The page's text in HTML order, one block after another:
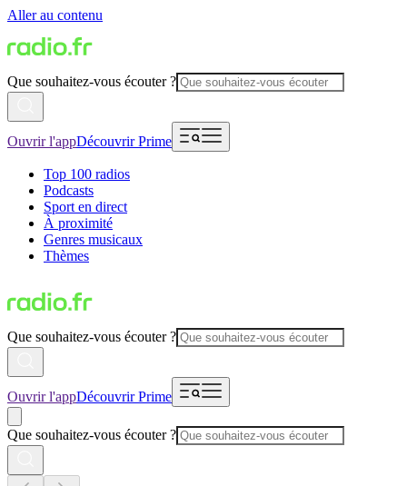
Aller au contenu
Que souhaitez-vous écouter ?
Ouvrir l'appDécouvrir Prime
Top 100 radios
Podcasts
Sport en direct
À proximité
Genres musicaux
Thèmes
Que souhaitez-vous écouter ?
Ouvrir l'appDécouvrir Prime
Que souhaitez-vous écouter ?